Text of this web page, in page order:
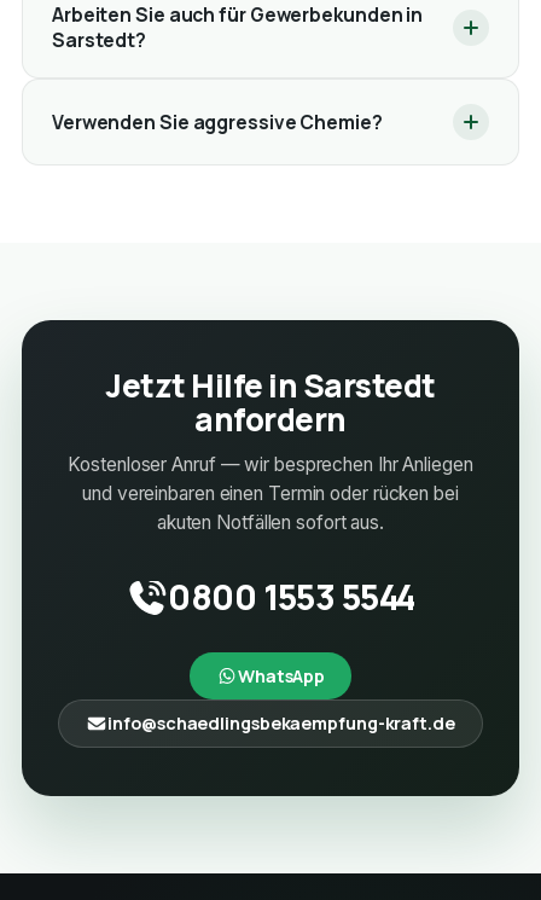
Arbeiten Sie auch für Gewerbekunden in
Sarstedt?
Verwenden Sie aggressive Chemie?
Jetzt Hilfe in Sarstedt
anfordern
Kostenloser Anruf — wir besprechen Ihr Anliegen
und vereinbaren einen Termin oder rücken bei
akuten Notfällen sofort aus.
0800 1553 5544
WhatsApp
info@schaedlingsbekaempfung-kraft.de